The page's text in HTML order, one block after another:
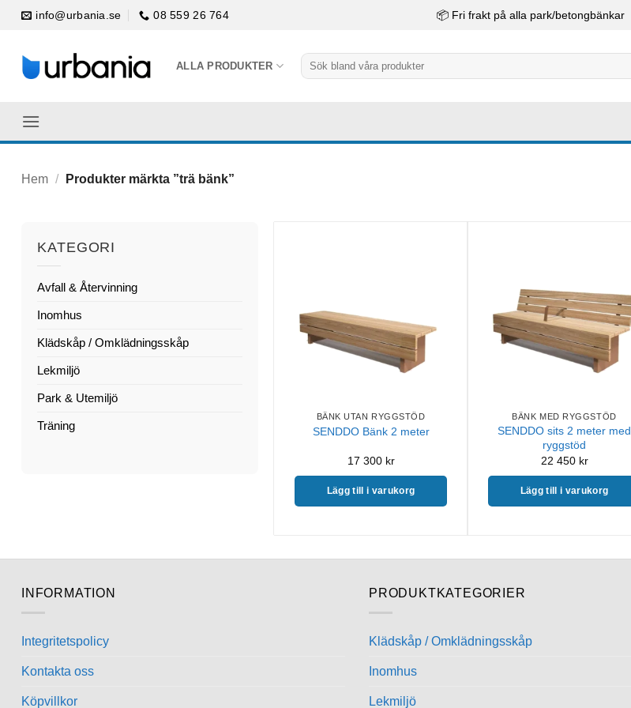
Skip
info@urbania.se 08 559 26 764 📦 Fri frakt på alla park/betongbänkar
ALLA PRODUKTER
Sök
efter:
Hem / Produkter märkta ”trä bänk”
KATEGORI
Avfall & Återvinning
Inomhus
Klädskåp / Omklädningsskåp
Lekmiljö
Park & Utemiljö
Träning
BÄNK UTAN RYGGSTÖD
SENDDO Bänk 2 meter
17 300 kr
Lägg till i varukorg
BÄNK MED RYGGSTÖD
SENDDO sits 2 meter med
ryggstöd
22 450 kr
Lägg till i varukorg
INFORMATION
Integritetspolicy
Kontakta oss
Köpvillkor
PRODUKTKATEGORIER
Klädskåp / Omklädningsskåp
Inomhus
Lekmiljö